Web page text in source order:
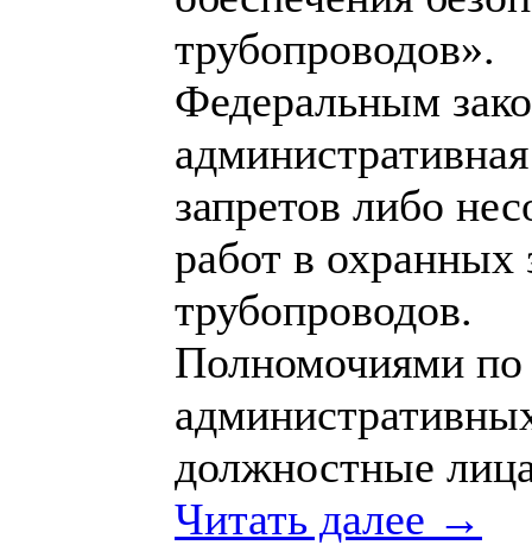
трубопроводов».
Федеральным
запретов либо
работ в охранных
трубопроводов.
Полномочиями
должностные
Читать далее →